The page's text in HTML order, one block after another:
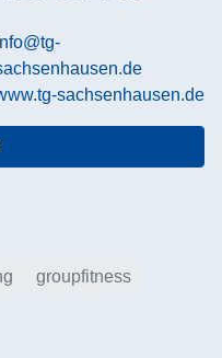
sachsenhausen.de
groupfitness